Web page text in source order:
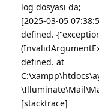
log dosyası da;
[2025-03-05
defined.
defined. at
[stacktrace]